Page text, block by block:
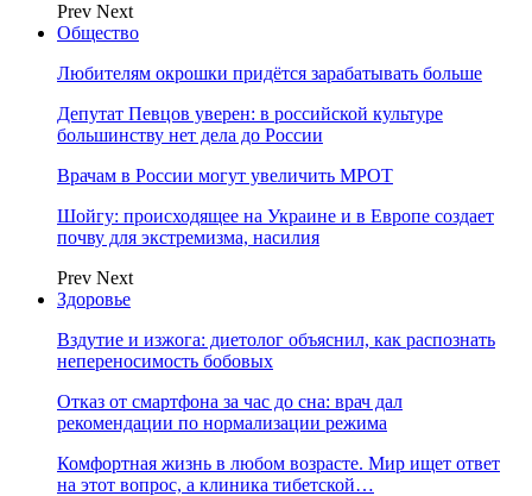
Prev Next
Общество
Любителям окрошки придётся зарабатывать больше
Депутат Певцов уверен: в российской культуре
большинству нет дела до России
Врачам в России могут увеличить МРОТ
Шойгу: происходящее на Украине и в Европе создает
почву для экстремизма, насилия
Prev Next
Здоровье
Вздутие и изжога: диетолог объяснил, как распознать
непереносимость бобовых
Отказ от смартфона за час до сна: врач дал
рекомендации по нормализации режима
Комфортная жизнь в любом возрасте. Мир ищет ответ
на этот вопрос, а клиника тибетской…